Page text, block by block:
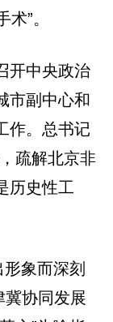
”。
开中央政治
市副中心和
作。总书记
疏解北京非
历史性工
象而深刻
冀协同发展